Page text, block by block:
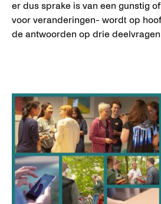
er dus sprake is van een gunstig
voor veranderingen- wordt op
de antwoorden op drie